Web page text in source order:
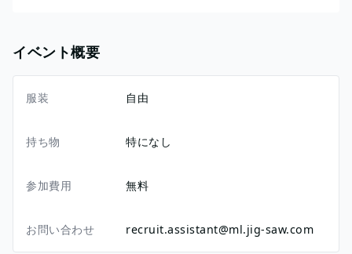
イベント概要
服装 自由
持ち物 特になし
参加費用 無料
お問い合わせ recruit.assistant@ml.jig-saw.com